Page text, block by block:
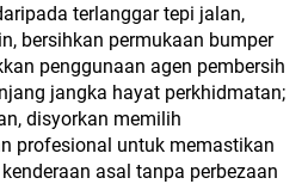
terlanggar tepi jalan,
bersihkan permukaan bumper
penggunaan agen pembersih
jangka hayat perkhidmatan;
disyorkan memilih
profesional untuk memastikan
asal tanpa perbezaan